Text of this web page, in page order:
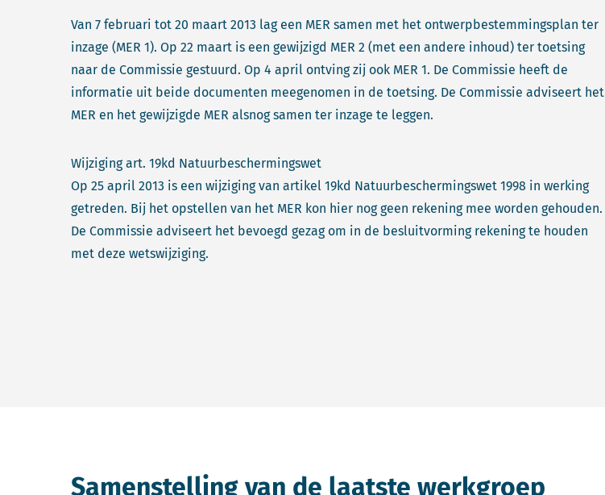
Van 7 februari tot 20 maart 2013 lag een MER samen met het ontwerpbestemmingsplan ter
inzage (MER 1). Op 22 maart is een gewijzigd MER 2 (met een andere inhoud) ter toetsing
naar de Commissie gestuurd. Op 4 april ontving zij ook MER 1. De Commissie heeft de
informatie uit beide documenten meegenomen in de toetsing. De Commissie adviseert het
MER en het gewijzigde MER alsnog samen ter inzage te leggen.
Wijziging art. 19kd Natuurbeschermingswet
Op 25 april 2013 is een wijziging van artikel 19kd Natuurbeschermingswet 1998 in werking
getreden. Bij het opstellen van het MER kon hier nog geen rekening mee worden gehouden.
De Commissie adviseert het bevoegd gezag om in de besluitvorming rekening te houden
met deze wetswijziging.
Samenstelling van de laatste werkgroep